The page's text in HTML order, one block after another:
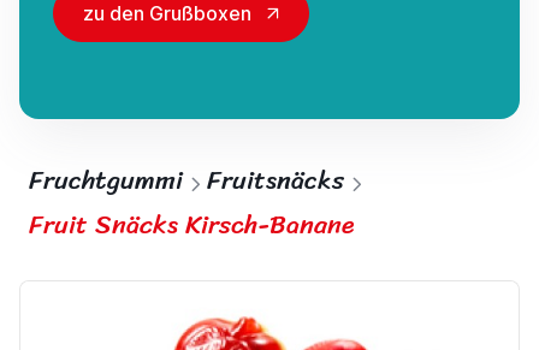
zu den Grußboxen
Fruchtgummi Fruitsnäcks
Fruit Snäcks Kirsch-Banane